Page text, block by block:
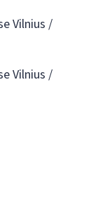
Vilnius /
Vilnius /